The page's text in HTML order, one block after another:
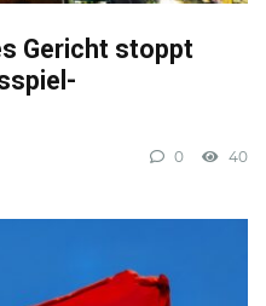
Gericht stoppt
0 40